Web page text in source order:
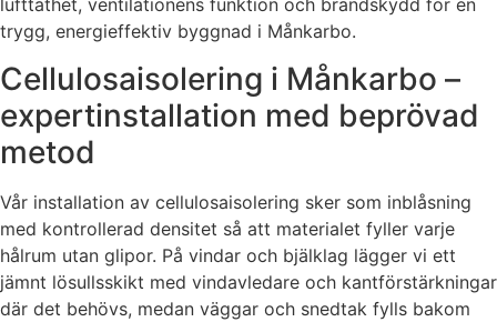
lufttäthet, ventilationens funktion och brandskydd för en
trygg, energieffektiv byggnad i Månkarbo.
Cellulosaisolering i Månkarbo –
expertinstallation med beprövad
metod
Vår installation av cellulosaisolering sker som inblåsning
med kontrollerad densitet så att materialet fyller varje
hålrum utan glipor. På vindar och bjälklag lägger vi ett
jämnt lösullsskikt med vindavledare och kantförstärkningar
där det behövs, medan väggar och snedtak fylls bakom